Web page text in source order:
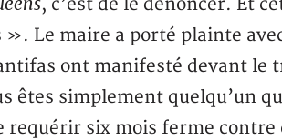
, c’est de le dénoncer. Et
Le maire a porté plainte
ont manifesté devant le
êtes simplement quelqu’un
six mois ferme contre